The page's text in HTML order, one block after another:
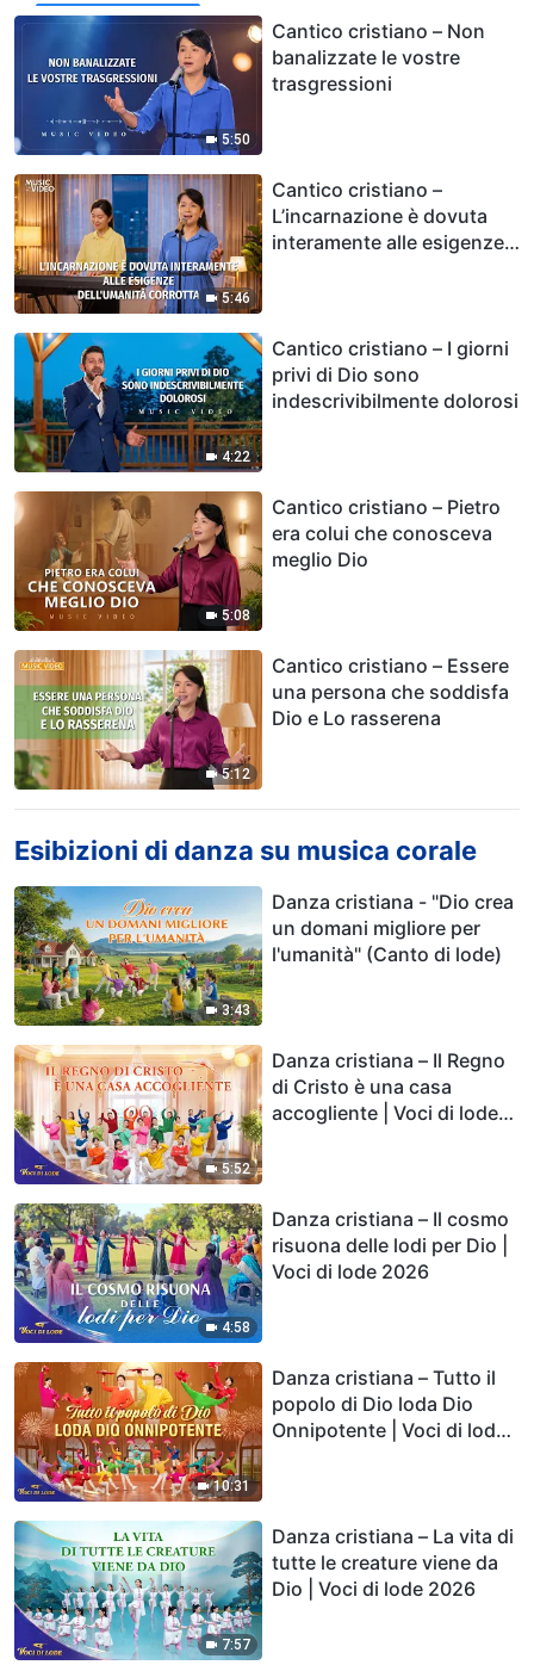
5:50
Cantico cristiano – Non
banalizzate le vostre
trasgressioni
5:46
Cantico cristiano –
L’incarnazione è dovuta
interamente alle esigenze
4:22
Cantico cristiano – I giorni
privi di Dio sono
indescrivibilmente dolorosi
5:08
Cantico cristiano – Pietro
era colui che conosceva
meglio Dio
5:12
Cantico cristiano – Essere
una persona che soddisfa
Dio e Lo rasserena
Esibizioni di danza su musica corale
3:43
Danza cristiana - "Dio crea
un domani migliore per
l'umanità" (Canto di lode)
5:52
Danza cristiana – Il Regno
di Cristo è una casa
accogliente | Voci di lode
4:58
Danza cristiana – Il cosmo
risuona delle lodi per Dio |
Voci di lode 2026
10:31
Danza cristiana – Tutto il
popolo di Dio loda Dio
Onnipotente | Voci di lode
7:57
Danza cristiana – La vita di
tutte le creature viene da
Dio | Voci di lode 2026